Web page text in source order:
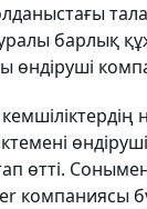
барлық
өндіруші
өтті.
компаниясы